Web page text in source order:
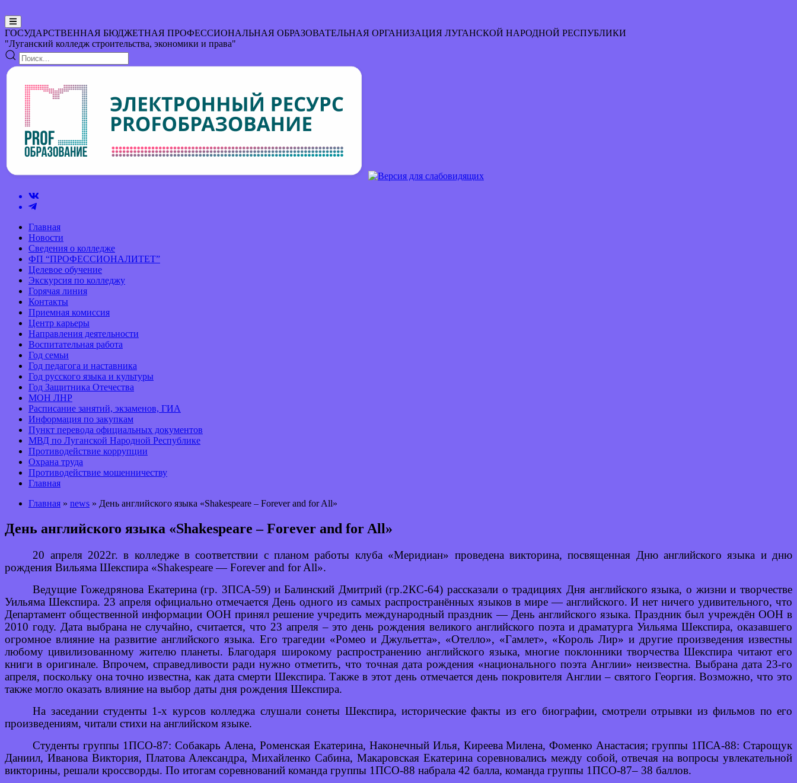
ГОСУДАРСТВЕННАЯ БЮДЖЕТНАЯ ПРОФЕССИОНАЛЬНАЯ ОБРАЗОВАТЕЛЬНАЯ ОРГАНИЗАЦИЯ ЛУГАНСКОЙ НАРОДНОЙ РЕСПУБЛИКИ
"Луганский колледж строительства, экономики и права"
Главная
Новости
Сведения о колледже
ФП “ПРОФЕССИОНАЛИТЕТ”
Целевое обучение
Экскурсия по колледжу
Горячая линия
Контакты
Приемная комиссия
Центр карьеры
Направления деятельности
Воспитательная работа
Год семьи
Год педагога и наставника
Год русского языка и культуры
Год Защитника Отечества
МОН ЛНР
Расписание занятий, экзаменов, ГИА
Информация по закупкам
Пункт перевода официальных документов
МВД по Луганской Народной Республике
Противодействие коррупции
Охрана труда
Противодействие мошенничеству
Главная
Главная » news » День английского языка «Shakespeare – Forever and for All»
День английского языка «Shakespeare – Forever and for All»
20 апреля 2022г. в колледже в соответствии с планом работы клуба «Меридиан» проведена викторина, посвященная Дню английского языка и дню
рождения Вильяма Шекспира «Shakespeare — Forever and for All».
Ведущие Гожедрянова Екатерина (гр. 3ПСА-59) и Балинский Дмитрий (гр.2КС-64) рассказали о традициях Дня английского языка, о жизни и творчестве
Уильяма Шекспира. 23 апреля официально отмечается День одного из самых распространённых языков в мире — английского. И нет ничего удивительного, что
Департамент общественной информации ООН принял решение учредить международный праздник — День английского языка. Праздник был учреждён ООН в
2010 году. Дата выбрана не случайно, считается, что 23 апреля – это день рождения великого английского поэта и драматурга Уильяма Шекспира, оказавшего
огромное влияние на развитие английского языка. Его трагедии «Ромео и Джульетта», «Отелло», «Гамлет», «Король Лир» и другие произведения известны
любому цивилизованному жителю планеты. Благодаря широкому распространению английского языка, многие поклонники творчества Шекспира читают его
книги в оригинале. Впрочем, справедливости ради нужно отметить, что точная дата рождения «национального поэта Англии» неизвестна. Выбрана дата 23-го
апреля, поскольку она точно известна, как дата смерти Шекспира. Также в этот день отмечается день покровителя Англии – святого Георгия. Возможно, что это
также могло оказать влияние на выбор даты дня рождения Шекспира.
На заседании студенты 1-х курсов колледжа слушали сонеты Шекспира, исторические факты из его биографии, смотрели отрывки из фильмов по его
произведениям, читали стихи на английском языке.
Студенты группы 1ПСО-87: Собакарь Алена, Роменская Екатерина, Наконечный Илья, Киреева Милена, Фоменко Анастасия; группы 1ПСА-88: Старощук
Даниил, Иванова Виктория, Платова Александра, Михайленко Сабина, Макаровская Екатерина соревновались между собой, отвечая на вопросы увлекательной
викторины, решали кроссворды. По итогам соревнований команда группы 1ПСО-88 набрала 42 балла, команда группы 1ПСО-87– 38 баллов.